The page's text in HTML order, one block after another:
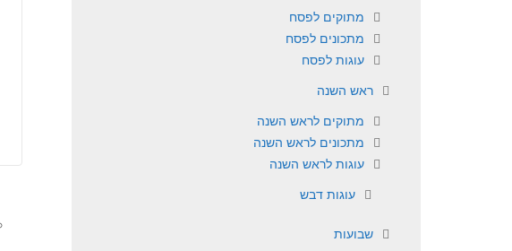
מתוקים לפסח
מתכונים לפסח
עוגות לפסח
ראש השנה
מתוקים לראש השנה
מתכונים לראש השנה
עוגות לראש השנה
עוגות דבש
שבועות